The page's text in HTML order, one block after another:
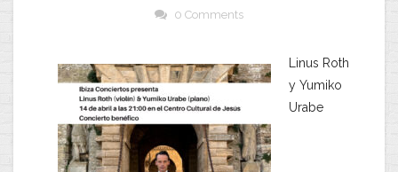
0 Comments
Linus Roth
y Yumiko
Urabe